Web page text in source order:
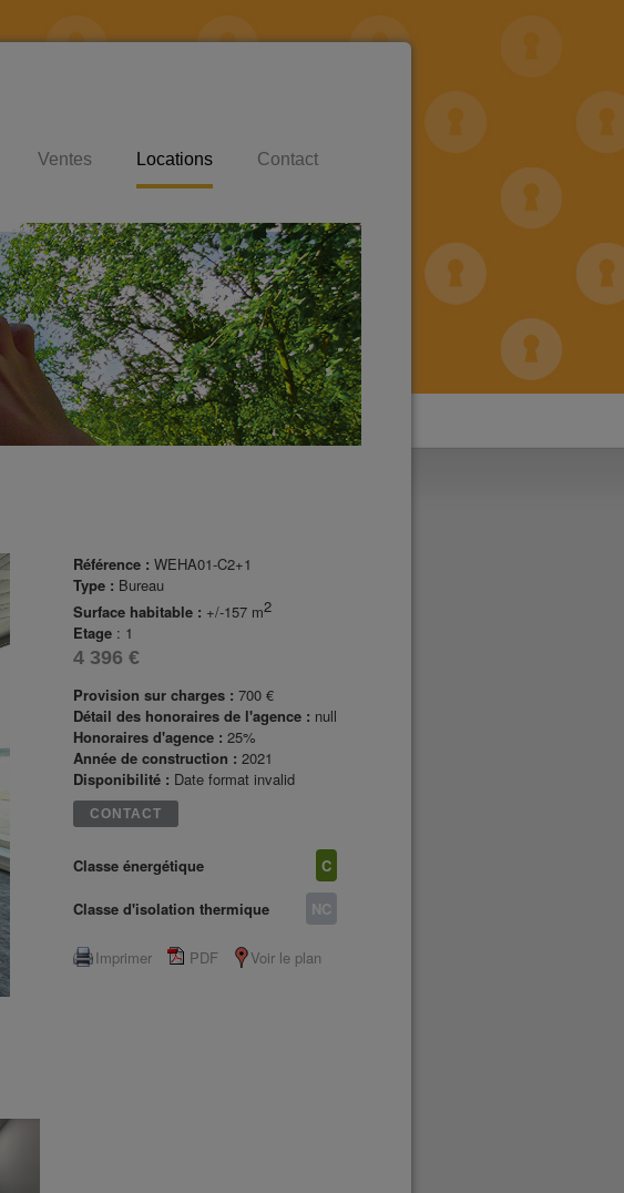
Ventes Locations Contact
Référence : WEHA01-C2+1
Type : Bureau
Surface habitable : +/-157 m2
Etage : 1
4 396 €
Provision sur charges : 700 €
Détail des honoraires de l'agence : null
Honoraires d'agence : 25%
Année de construction : 2021
Disponibilité : Date format invalid
CONTACT
Classe énergétique C
Classe d'isolation thermique NC
Imprimer PDF Voir le plan